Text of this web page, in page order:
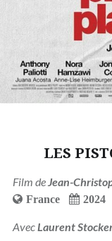
LES
Film de Jean-
France 2024
Avec Laurent